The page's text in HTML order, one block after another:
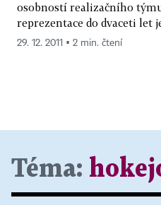
osobností realizačního
reprezentace do dvaceti let
29. 12. 2011 ▪ 2 min. čtení
Téma: